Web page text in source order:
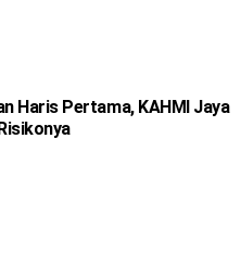
Haris Pertama, KAHMI Jaya